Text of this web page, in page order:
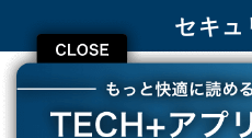
セキュ
TECH+ 企業IT
セキュリティ
スイスの電子投票システム、脆弱性発見